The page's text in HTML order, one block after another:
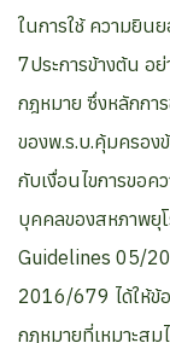
ในการใช้ ความยิน
7ประการข้างต้น อ
กฎหมาย ซึ่งหลักกา
ของพ.ร.บ.คุ้มครอ
กับเงื่อนไขการขอ
บุคคลของสหภาพยุ
Guidelines 05/
2016/679 ได้ให้ข้
กฎหมายที่เหมาะสม